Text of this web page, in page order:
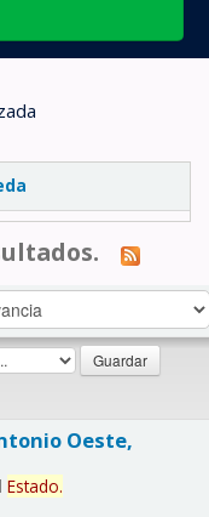
Oeste,
l Estado.